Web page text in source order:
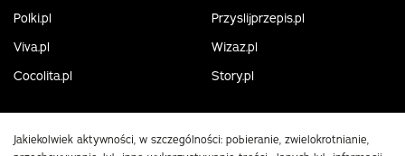
Polki.pl
Przyslijprzepis.pl
Viva.pl
Wizaz.pl
Cocolita.pl
Story.pl
Jakiekolwiek aktywności, w szczególności: pobieranie, zwielokrotnianie,